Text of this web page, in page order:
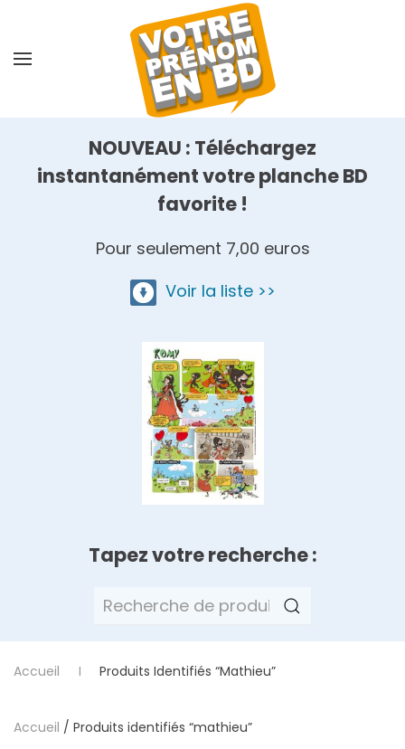
NOUVEAU : Téléchargez
instantanément votre planche BD
favorite !
Pour seulement 7,00 euros
Voir la liste >>
Tapez votre recherche :
Recherche
Accueil Produits Identifiés “mathieu”
Accueil / Produits identifiés “mathieu”